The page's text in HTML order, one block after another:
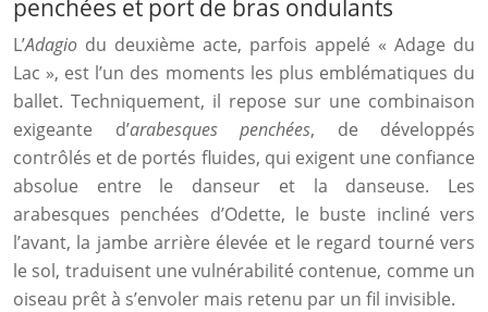
penchées et port de bras ondulants
L’Adagio du deuxième acte, parfois appelé « Adage du
Lac », est l’un des moments les plus emblématiques du
ballet. Techniquement, il repose sur une combinaison
exigeante d’arabesques penchées, de développés
contrôlés et de portés fluides, qui exigent une confiance
absolue entre le danseur et la danseuse. Les
arabesques penchées d’Odette, le buste incliné vers
l’avant, la jambe arrière élevée et le regard tourné vers
le sol, traduisent une vulnérabilité contenue, comme un
oiseau prêt à s’envoler mais retenu par un fil invisible.